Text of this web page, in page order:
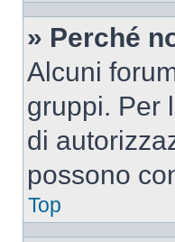
» Perché
Alcuni
gruppi. Per
di
possono
Top